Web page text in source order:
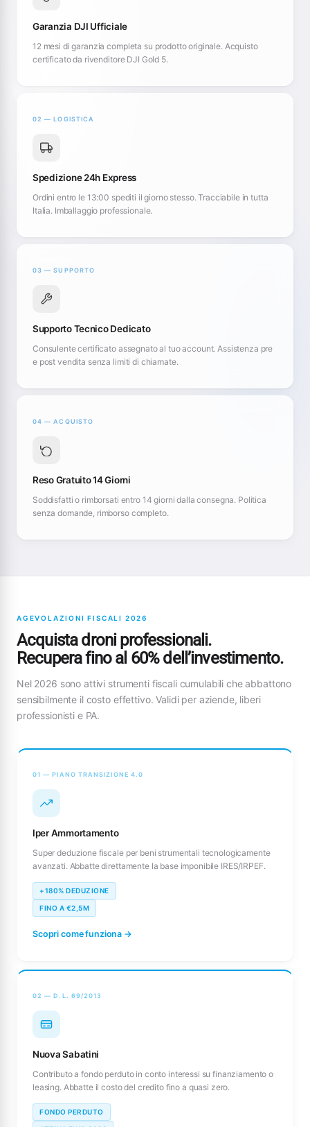
Garanzia DJI Ufficiale
12 mesi di garanzia completa su prodotto originale. Acquisto
certificato da rivenditore DJI Gold 5.
02 — LOGISTICA
Spedizione 24h Express
Ordini entro le 13:00 spediti il giorno stesso. Tracciabile in tutta
Italia. Imballaggio professionale.
03 — SUPPORTO
Supporto Tecnico Dedicato
Consulente certificato assegnato al tuo account. Assistenza pre
e post vendita senza limiti di chiamate.
04 — ACQUISTO
Reso Gratuito 14 Giorni
Soddisfatti o rimborsati entro 14 giorni dalla consegna. Politica
senza domande, rimborso completo.
AGEVOLAZIONI FISCALI 2026
Acquista droni professionali.
Recupera fino al 60% dell’investimento.
Nel 2026 sono attivi strumenti fiscali cumulabili che abbattono
sensibilmente il costo effettivo. Validi per aziende, liberi
professionisti e PA.
01 — PIANO TRANSIZIONE 4.0
Iper Ammortamento
Super deduzione fiscale per beni strumentali tecnologicamente
avanzati. Abbatte direttamente la base imponibile IRES/IRPEF.
+180% DEDUZIONE
FINO A €2,5M
Scopri come funziona →
02 — D.L. 69/2013
Nuova Sabatini
Contributo a fondo perduto in conto interessi su finanziamento o
leasing. Abbatte il costo del credito fino a quasi zero.
FONDO PERDUTO